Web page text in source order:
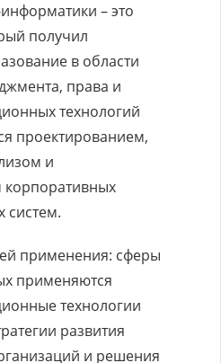
– это
получил
в области
права и
технологий
проектированием,
и
применения: сферы
применяются
технологии
развития
и решения